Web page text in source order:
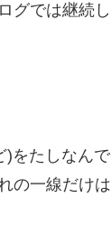
グでは継続し
)をたしなんで
の一線だけは